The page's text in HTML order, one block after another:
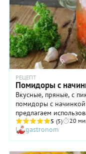
РЕЦЕПТ
Помидоры с
Вкусные, пряные, с
помидоры с
предлагаем
помидоры станут не
множеству блюд, но
Сделайте полезные
зиму!
5 (5) 20
gastronom